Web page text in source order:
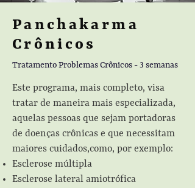
Panchakarma
Crônicos
Tratamento Problemas Crônicos -3 semanas
Este programa, mais completo, visa
tratar de maneira mais especializada,
aquelas pessoas que sejam portadoras
de doenças crônicas e que necessitam
maiores cuidados,como, por exemplo:
Esclerose múltipla
Esclerose lateral amiotrófica